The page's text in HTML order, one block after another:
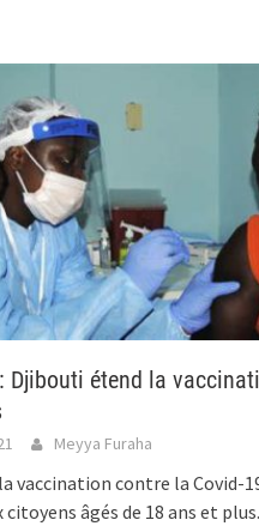
Djibouti étend la
Meyya Furaha
vaccination contre la Covid-
citoyens âgés de 18 ans et